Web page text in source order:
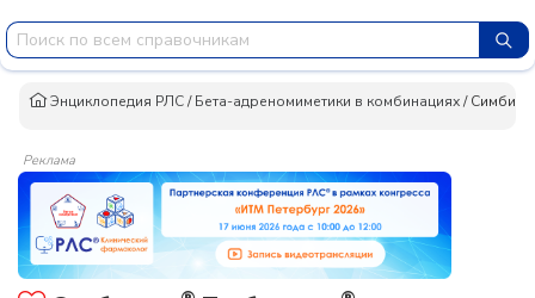
Энциклопедия РЛС/Бета-адреномиметики в комбинациях/
Реклама